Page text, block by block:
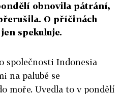
obnovila pátrání,
O příčinách
spekuluje.
společnosti Indonesia
na palubě se
moře. Uvedla to v pondělí